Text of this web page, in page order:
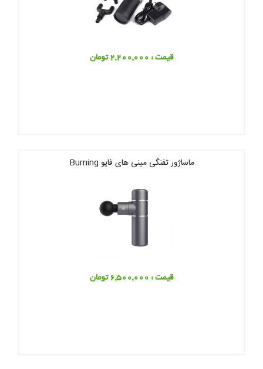
قیمت : 2,200,000 تومان
ماساژور تفنگی مینی های فایو Burning
قیمت : 6,500,000 تومان